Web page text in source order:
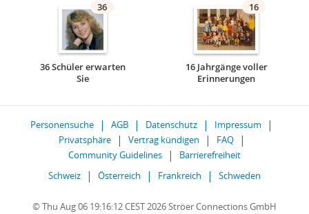
36
36 Schüler erwarten
Sie
16
16 Jahrgänge voller
Erinnerungen
Personensuche AGB Datenschutz
Impressum
Privatsphäre
Vertrag kündigen
FAQ
Community Guidelines
Barrierefreiheit
Schweiz
Österreich Frankreich Schweden
© Thu Aug 06 19:16:12 CEST 2026 Ströer Connections GmbH